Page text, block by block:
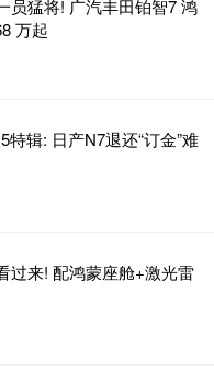
员猛将! 广汽丰田铂智7 鸿
万起
特辑: 日产N7退还“订金”难
过来! 配鸿蒙座舱+激光雷